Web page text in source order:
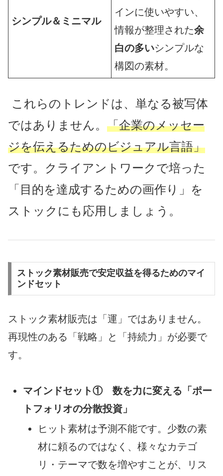
シンプル＆ミニマル
インに使いやすい、
情報が整理された余
白の多いシンプルな
構図の素材。
これらのトレンドは、単なる被写体
ではありません。 「企業のメッセー
ジを伝えるためのビジュアル言語」
です。クライアントワークで培った
「目的を達成するための画作り」を
ストックにも応用しましょう。
ストック素材販売で安定収益を得るためのマイ
ンドセット
ストック素材販売は「運」ではありません。
再現性のある「戦略」と「持続力」が必要で
す。
マインドセット① 数を力に変える「ポー
トフォリオの分散投資」
ヒット素材は予測不能です。少数の素
材に頼るのではなく、様々なカテゴ
リ・テーマで数を増やすことが、リス